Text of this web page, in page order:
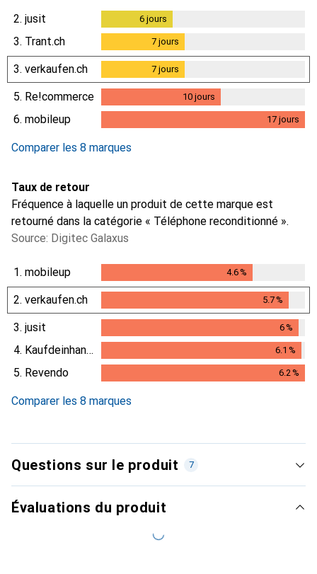
2. jusit 6 jours
3. Trant.ch 7 jours
3. verkaufen.ch 7 jours
5. Re!commerce 10 jours
6. mobileup 17 jours
Comparer les 8 marques
Taux de retour
Fréquence à laquelle un produit de cette marque est
retourné dans la catégorie « Téléphone reconditionné ».
Source: Digitec Galaxus
1. mobileup 4.6%
2. verkaufen.ch 5.7%
5.7%
3. jusit 6%
6%
4. Kaufdeinhandy.ch 6.1 %
6.1%
5. Revendo 6.2 %
Comparer les 8 marques
Questions sur le produit 7
Évaluations du produit